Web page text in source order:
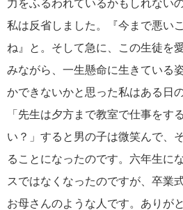
力をふるわれているかもしれな
私は反省しました。『今まで悪い
ね』と。そして急に、この生徒を
みながら、一生懸命に生きている
かできないかと思った私はある日
「先生は夕方まで教室で仕事をす
い？」すると男の子は微笑んで、
ることになったのです。六年生に
スではなくなったのですが、卒業
お母さんのような人です。ありが